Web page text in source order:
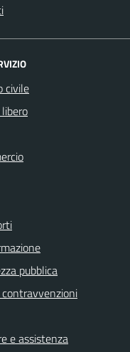
civile
pubblica
e assistenza